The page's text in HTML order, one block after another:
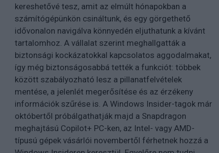
kereshetővé tesz, amit az elmúlt hónapokban a
számítógépünkön csináltunk, és egy görgethető
idővonalon navigálva könnyedén eljuthatunk a kívánt
tartalomhoz. A vállalat szerint meghallgatták a
biztonsági kockázatokkal kapcsolatos aggodalmakat,
így még biztonságosabbá tették a funkciót: többek
között szabályozható lesz a pillanatfelvételek
mentése, a jelenlét megerősítése és az érzékeny
információk szűrése is. A Windows Insider-tagok már
októbertől próbálgathatják majd a Snapdragon
meghajtású Copilot+ PC-ken, az Intel- vagy AMD-
típusú gépek vásárlói novembertől férhetnek hozzá a